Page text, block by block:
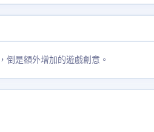
倒是額外增加的遊戲創意。